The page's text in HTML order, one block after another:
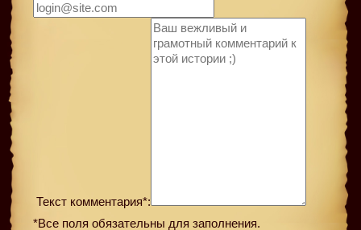
Текст комментария*:
*Все поля обязательны для заполнения.